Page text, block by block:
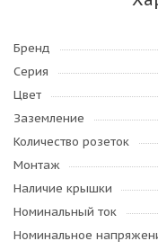
Бренд
Серия
Цвет
Заземление
Количество розеток
Монтаж
Наличие крышки
Номинальный ток
Номинальное